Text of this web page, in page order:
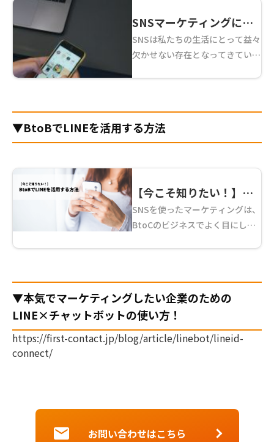
SNSマーケティングには
UGCが不可欠？！どうや
って活用すればいいの？
SNSは私たちの生活にとって益々
欠かせない存在となってきていま
代では何かしらのSNSを使用して
いる人は9 ...
▼BtoBでLINEを活用する方法
【今こそ知りたい！】
BtoBでLINEを活用する
方法
SNSを使ったマーケティングは、
BtoCのビジネスでよく目にしま
いて詳しくご紹介していきます。
BtoB ...
▼本気でマーケティングしたい企業のための
LINE×チャットボットの使い方！
https://first-contact.jp/blog/article/linebot/lineid-
connect/
お問い合わせはこちら